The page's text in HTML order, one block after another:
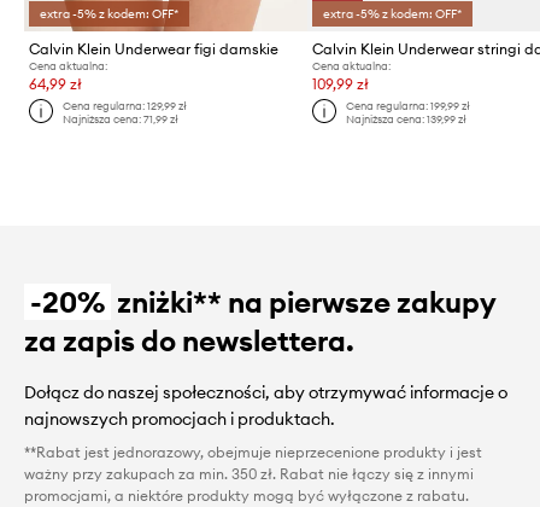
extra -5% z kodem: OFF*
Calvin Klein Underwear figi damskie
Cena aktualna:
64,99 zł
Cena regularna:129,99 zł
Najniższa cena:71,99 zł
extra -5% z kodem: OFF*
Cena aktualna:
109,99 zł
Cena regularna: 199,99 zł
Najniższa cena: 139,99 zł
-20% zniżki** na pierwsze zakupy
za zapis do newslettera.
Dołącz do naszej społeczności, aby otrzymywać informacje o
najnowszych promocjach i produktach.
**Rabat jest jednorazowy, obejmuje nieprzecenione produkty i jest
ważny przy zakupach za min. 350 zł. Rabat nie łączy się z innymi
promocjami, a niektóre produkty mogą być wyłączone z rabatu.